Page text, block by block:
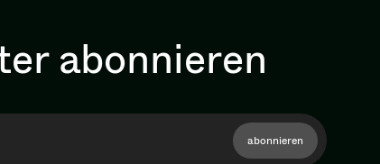
abonnieren
abonnieren